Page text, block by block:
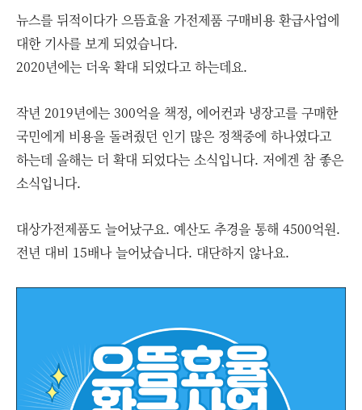
뉴스를 뒤적이다가 으뜸효율 가전제품 구매비용 환급사업에
대한 기사를 보게 되었습니다.
2020년에는 더욱 확대 되었다고 하는데요.
작년 2019년에는 300억을 책정, 에어컨과 냉장고를 구매한
국민에게 비용을 돌려줬던 인기 많은 정책중에 하나였다고
하는데 올해는 더 확대 되었다는 소식입니다. 저에겐 참 좋은
소식입니다.
대상가전제품도 늘어났구요. 예산도 추경을 통해 4500억원.
전년 대비 15배나 늘어났습니다. 대단하지 않나요.